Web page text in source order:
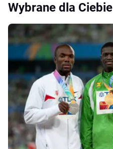
Wybrane dla Ciebie